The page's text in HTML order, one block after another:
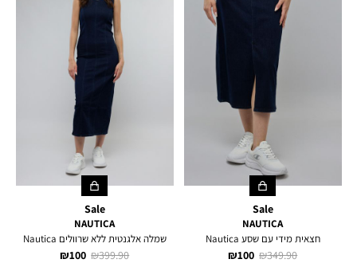
Sale
NAUTICA
חצאית מידי עם שסע Nautica
מחיר
100 ₪
מחיר
349.90 ₪
Sale
NAUTICA
שמלה אלגנטית ללא שרוולים Nautica
מחיר
100 ₪
מחיר
399.90 ₪